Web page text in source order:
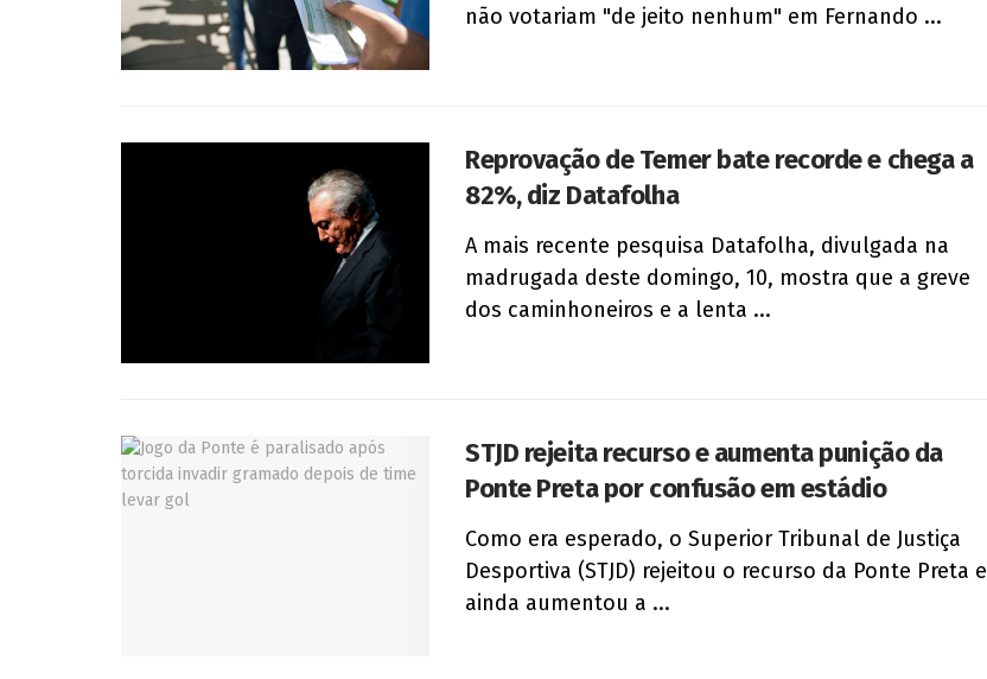
não votariam "de jeito nenhum" em Fernando ...
Reprovação de Temer bate recorde e chega a
82%, diz Datafolha
A mais recente pesquisa Datafolha, divulgada na
madrugada deste domingo, 10, mostra que a greve
dos caminhoneiros e a lenta ...
STJD rejeita recurso e aumenta punição da
Ponte Preta por confusão em estádio
Como era esperado, o Superior Tribunal de Justiça
Desportiva (STJD) rejeitou o recurso da Ponte Preta e
ainda aumentou a ...